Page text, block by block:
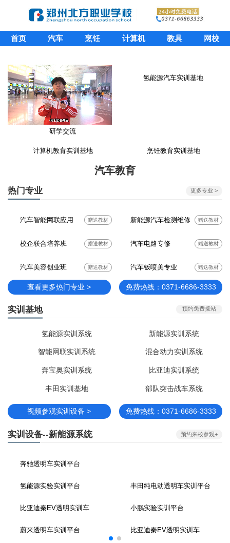
首页 汽车 烹饪 计算机 教具 网校
研学交流
氢能源汽车实训基地
计算机教育实训基地 烹饪教育实训基地
汽车教育
热门专业 更多专业 >
汽车智能网联应用 赠送教材 新能源汽车检测维修 赠送教材
校企联合培养班 赠送教材 汽车电路专修 赠送教材
汽车美容创业班 赠送教材 汽车钣喷美专业 赠送教材
查看更多热门专业 > 免费热线：0371-6686-3333
实训基地 预约免费接站
氢能源实训系统 新能源实训系统
智能网联实训系统 混合动力实训系统
奔宝奥实训系统 比亚迪实训系统
丰田实训基地 部队突击战车系统
视频参观实训设备 > 免费热线：0371-6686-3333
实训设备--新能源系统 预约来校参观+
奔驰透明车实训平台
氢能源实验实训平台 丰田纯电动透明车实训平台
比亚迪秦EV透明实训车 小鹏实验实训平台
蔚来透明车实训平台 比亚迪秦EV透明实训车